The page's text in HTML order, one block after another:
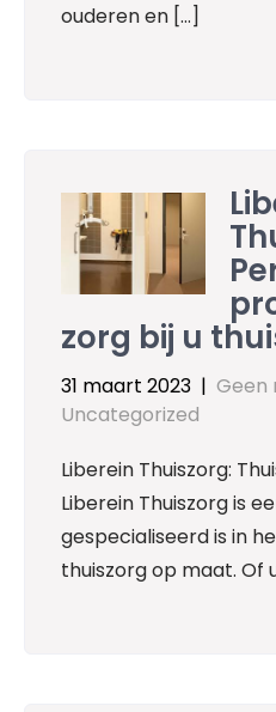
ouderen en […]
zorg bij u
31 maart 2023 | Geen
Uncategorized
Liberein Thuiszorg:
Liberein Thuiszorg is
gespecialiseerd is in
thuiszorg op maat. Of